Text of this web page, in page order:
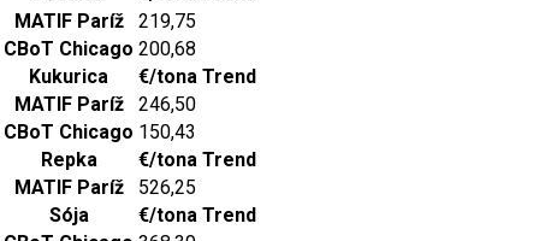
MATIF Paríž
219,75
CBoT Chicago 200,68
Kukurica
€/tona Trend
MATIF Paríž
246,50
CBoT Chicago 150,43
Repka
€/tona Trend
MATIF Paríž
526,25
Sója
€/tona Trend